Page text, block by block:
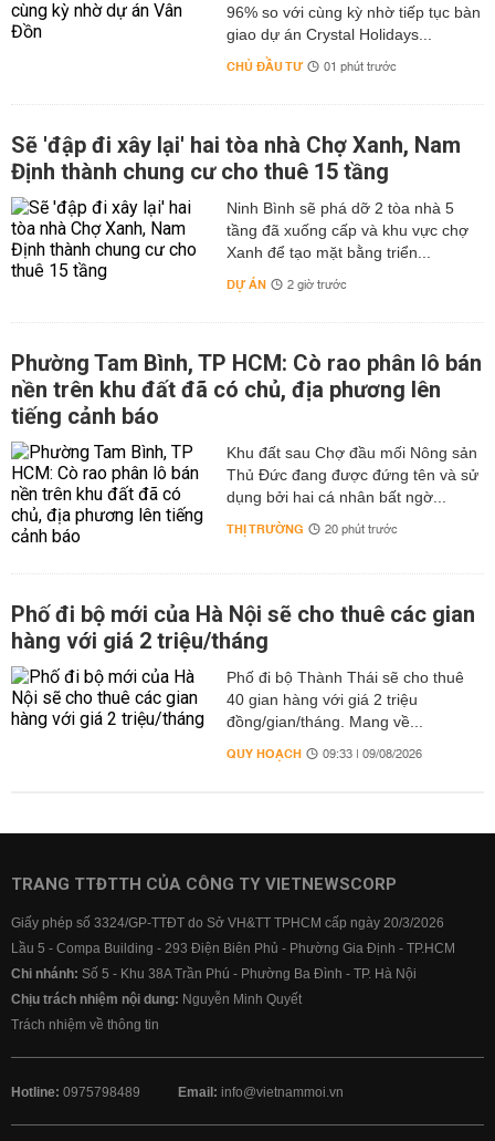
96% so với cùng kỳ nhờ tiếp tục bàn
giao dự án Crystal Holidays...
CHỦ ĐẦU TƯ 01 phút trước
Sẽ 'đập đi xây lại' hai tòa nhà Chợ Xanh, Nam
Định thành chung cư cho thuê 15 tầng
Ninh Bình sẽ phá dỡ 2 tòa nhà 5
tầng đã xuống cấp và khu vực chợ
Xanh để tạo mặt bằng triển...
DỰ ÁN 2 giờ trước
Phường Tam Bình, TP HCM: Cò rao phân lô bán
nền trên khu đất đã có chủ, địa phương lên
tiếng cảnh báo
Khu đất sau Chợ đầu mối Nông sản
Thủ Đức đang được đứng tên và sử
dụng bởi hai cá nhân bất ngờ...
THỊ TRƯỜNG 20 phút trước
Phố đi bộ mới của Hà Nội sẽ cho thuê các gian
hàng với giá 2 triệu/tháng
Phố đi bộ Thành Thái sẽ cho thuê
40 gian hàng với giá 2 triệu
đồng/gian/tháng. Mang về...
QUY HOẠCH 09:33 | 09/08/2026
TRANG TTĐTTH CỦA CÔNG TY VIETNEWSCORP
Giấy phép số 3324/GP-TTĐT do Sở VH&TT TPHCM cấp ngày 20/3/2026
Lầu 5 - Compa Building - 293 Điện Biên Phủ - Phường Gia Định - TP.HCM
Chi nhánh: Số 5 - Khu 38A Trần Phú - Phường Ba Đình - TP. Hà Nội
Chịu trách nhiệm nội dung: Nguyễn Minh Quyết
Trách nhiệm về thông tin
Hotline: 0975798489 Email: info@vietnammoi.vn